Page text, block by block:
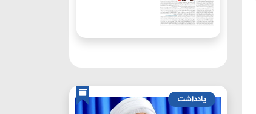
یادداشت